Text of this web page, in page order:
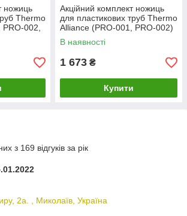
ножиць
Thermo
002,
+ 2 шт.
Акційний комплект ножиць
для пластикових труб Thermo
Alliance (PRO-001, PRO-002)
+ STD-001 у подарунок
В наявності
1 673 ₴
Купити
з 169 відгуків за рік
2а. , Миколаїв, Україна